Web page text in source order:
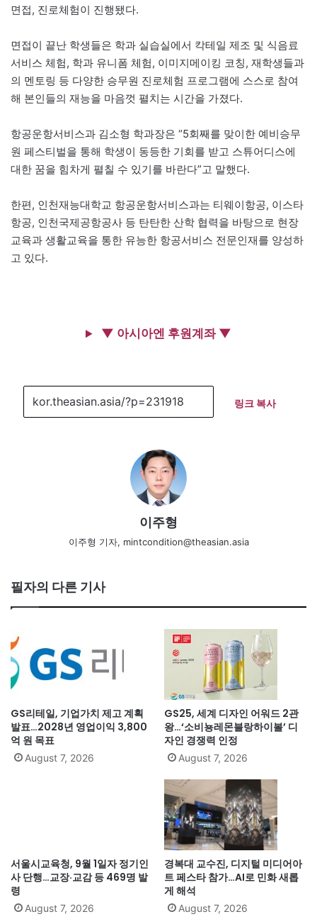
면접, 진로체험이 진행됐다.
면접이 끝난 학생들은 학과 실습실에서 칵테일 제조 및 식음료
서비스 체험, 학과 유니폼 체험, 이미지메이킹 코칭, 재학생들과
의 멘토링 등 다양한 승무원 진로체험 프로그램에 스스로 참여
해 본인들의 재능을 마음껏 펼치는 시간을 가졌다.
항공운항서비스과 김소형 학과장은 “5회째를 맞이한 예비승무
원 페스티벌을 통해 학생이 동등한 기회를 받고 스튜어디스에
대한 꿈을 힘차게 펼칠 수 있기를 바란다”고 말했다.
한편, 인천재능대학교 항공운항서비스과는 티웨이항공, 이스타
항공, 인천국제공항공사 등 탄탄한 산학 협력을 바탕으로 현장
교육과 생활교육을 통한 유능한 항공서비스 전문인재를 양성하
고 있다.
▼ 아시아엔 후원계좌 ▼
링크 복사
이주형
이주형 기자, mintcondition@theasian.asia
필자의 다른 기사
GS리테일, 기업가치 제고 계획
발표…2028년 영업이익 3,800
억 원 목표
August 7, 2026
GS25, 세계 디자인 어워드 2관
왕…‘소비뇽레몬블랑하이볼’ 디
자인 경쟁력 인정
August 7, 2026
서울시교육청, 9월 1일자 정기인
사 단행…교장·교감 등 469명 발
령
August 7, 2026
경복대 교수진, 디지털 미디어아
트 페스타 참가…AI로 민화 새롭
게 해석
August 7, 2026